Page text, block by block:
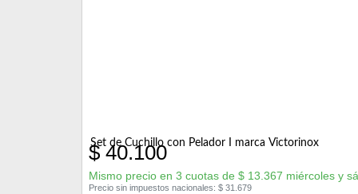
Set de Cuchillo con Pelador I marca Victorinox
$40.100
Mismo precio en 3 cuotas de $ 13.367 miércoles y
Precio sin impuestos nacionales: $ 31.679